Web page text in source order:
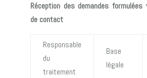
Réception des demandes
de contact
Responsable
du
traitement
Base
légale